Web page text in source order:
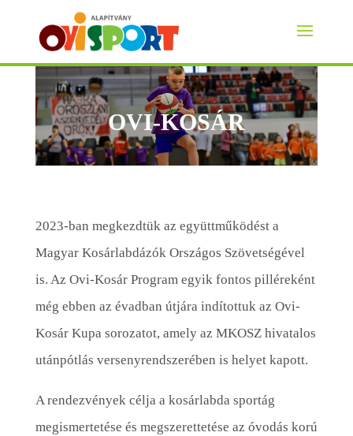
OVI-KOSÁR
2023-ban megkezdtük az együttműködést a
Magyar Kosárlabdázók Országos Szövetségével
is. Az Ovi-Kosár Program egyik fontos pilléreként
még ebben az évadban útjára indítottuk az Ovi-
Kosár Kupa sorozatot, amely az MKOSZ hivatalos
utánpótlás versenyrendszerében is helyet kapott.
A rendezvények célja a kosárlabda sportág
megismertetése és megszerettetése az óvodás korú